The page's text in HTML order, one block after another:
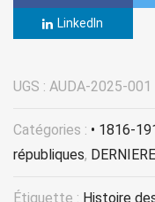
LinkedIn
UGS : AUDA-2025-001
Catégories : • 1816-
républiques,
Étiquette : Histoire